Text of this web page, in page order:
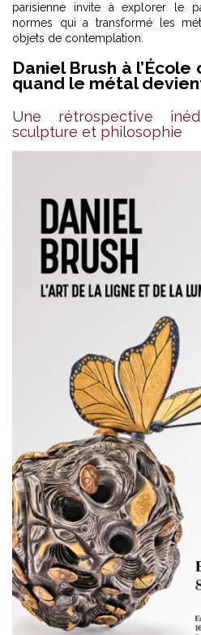
parisienne invite à explorer le
normes qui a transformé les
objets de contemplation.
Daniel Brush à
quand le métal
Une rétrospective
sculpture et philosophie